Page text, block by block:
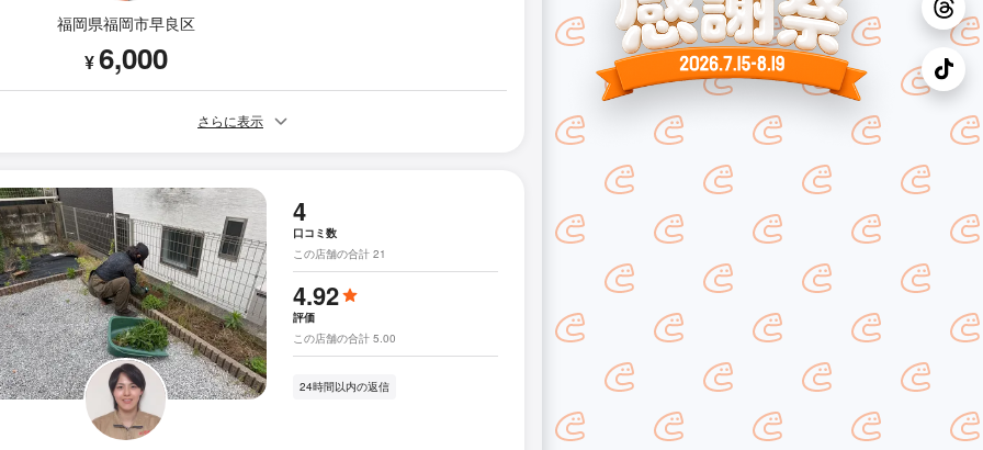
福岡県福岡市早良区
¥6,000
さらに表示
4
口コミ数
この店舗の合計 21
4.92
評価
この店舗の合計 5.00
24時間以内の返信